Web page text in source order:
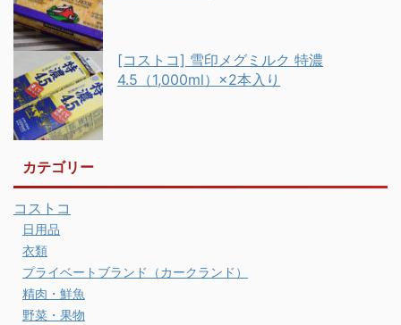
[コストコ] 雪印メグミルク 特濃
4.5（1,000ml）×2本入り
カテゴリー
コストコ
日用品
衣類
プライベートブランド（カークランド）
精肉・鮮魚
野菜・果物